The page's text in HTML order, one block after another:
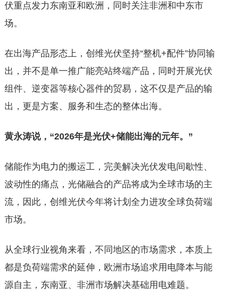
伏重点发力东南亚和欧洲，同时关注非洲和中东市
场。
在出海产品形态上，创维光伏坚持“整机+配件”协同输
出，并不是单一推广能亮站终端产品，同时开展光伏
组件、逆变器等核心器件的贸易，这不仅是产品的输
出，更是方案、服务和生态的整体出海。
黄永涛说，“2026年是光伏+储能出海的元年。”
储能作为电力的搬运工，完美解决光伏发电间歇性、
波动性的痛点，光储融合的产品将成为全球市场的主
流，因此，创维光伏今年将计划全力进攻全球负荷端
市场。
从全球行业视角来看，不同地区的市场需求，本质上
都是负荷端需求的延伸，欧洲市场追求用电降本与能
源自主，东南亚、非洲市场解决基础用电难题。